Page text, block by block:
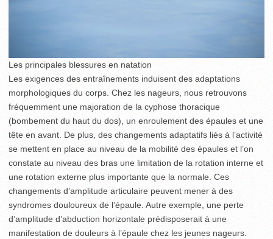
Les principales blessures en natation
Les exigences des entraînements induisent des adaptations
morphologiques du corps. Chez les nageurs, nous retrouvons
fréquemment une majoration de la cyphose thoracique
(bombement du haut du dos), un enroulement des épaules et une
tête en avant. De plus, des changements adaptatifs liés à l’activité
se mettent en place au niveau de la mobilité des épaules et l’on
constate au niveau des bras une limitation de la rotation interne et
une rotation externe plus importante que la normale. Ces
changements d’amplitude articulaire peuvent mener à des
syndromes douloureux de l’épaule. Autre exemple, une perte
d’amplitude d’abduction horizontale prédisposerait à une
manifestation de douleurs à l’épaule chez les jeunes nageurs.